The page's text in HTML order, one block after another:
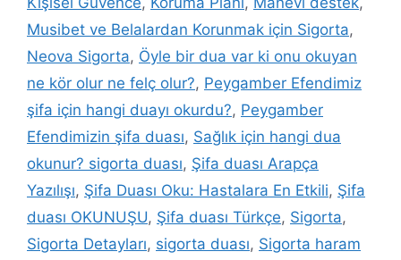
Musibet ve Belalardan Korunmak için Sigorta,
Neova Sigorta, Öyle bir dua var ki onu okuyan
ne kör olur ne felç olur?, Peygamber Efendimiz
şifa için hangi duayı okurdu?, Peygamber
Efendimizin şifa duası, Sağlık için hangi dua
okunur? sigorta duası, Şifa duası Arapça
Yazılışı, Şifa Duası Oku: Hastalara En Etkili, Şifa
duası OKUNUŞU, Şifa duası Türkçe, Sigorta,
Sigorta Detayları, sigorta duası, Sigorta haram